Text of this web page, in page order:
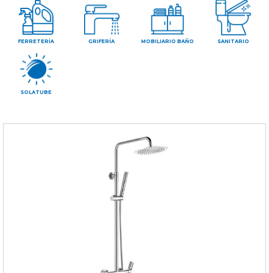
FERRETERÍA GRIFERÍA MOBILIARIO BAÑO SANITARIO
SOLATUBE